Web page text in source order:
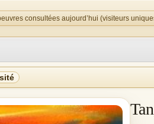
consultées aujourd’hui (visiteurs